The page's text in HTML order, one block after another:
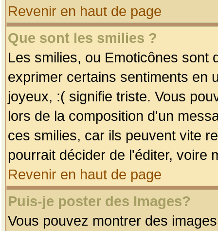
Revenir en haut de page
Que sont les smilies ?
Les smilies, ou Emoticônes sont
exprimer certains sentiments en
joyeux, :( signifie triste. Vous
lors de la composition d'un
ces smilies, car ils peuvent vite
pourrait décider de l'éditer, voire
Revenir en haut de page
Puis-je poster des Images?
Vous pouvez montrer des